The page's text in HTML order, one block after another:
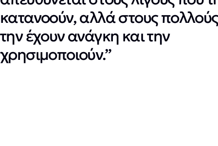
κατανοούν, αλλά στους
την έχουν ανάγκη και την
χρησιμοποιούν.”